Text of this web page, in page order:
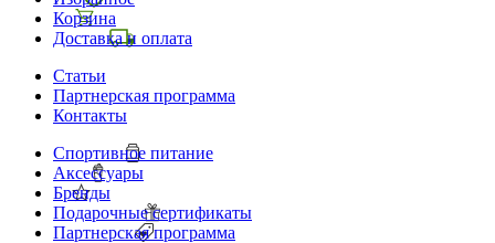
Корзина
Доставка и оплата
Статьи
Партнерская программа
Контакты
Спортивное питание
Аксессуары
Бренды
Подарочные сертификаты
Партнерская программа